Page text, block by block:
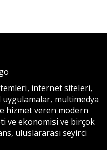
internet siteleri,
uygulamalar, multimedya
hizmet veren modern
ve ekonomisi ve birçok
uluslararası seyirci